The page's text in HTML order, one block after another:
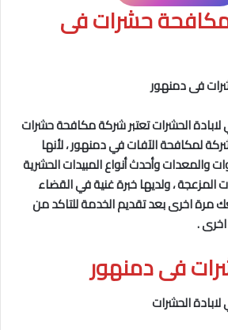
حشرات فى
فى دمنهور
لابادة الحشرات تعتبر شركة مكافحة حشرات
لمكافحة الآفات في دمنهور، لأنها
والمعدات وأحدث أنواع المبيدات الحشرية
، ولديها خبرة غنية في القضاء
مرة اخرى بعد تقديم الخدمة للتاكد من
.
فى دمنهور
لابادة الحشرات